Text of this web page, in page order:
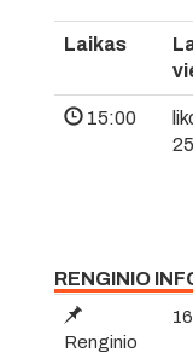
Laikas
15:00
RENGINIO
Renginio
16